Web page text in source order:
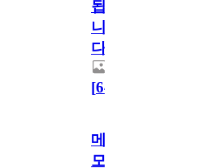
됩
니
다.
[64
메
모